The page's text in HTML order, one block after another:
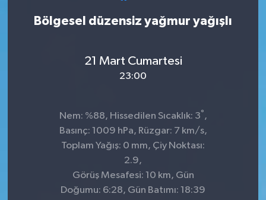
Bölgesel düzensiz yağmur yağışlı
21 Mart Cumartesi
23:00
Nem: %88, Hissedilen Sıcaklık: 3° ,
Basınç: 1009 hPa, Rüzgar: 7 km/s,
Toplam Yağış: 0 mm, Çiy Noktası:
2.9,
Görüş Mesafesi: 10 km, Gün
Doğumu: 6:28, Gün Batımı: 18:39